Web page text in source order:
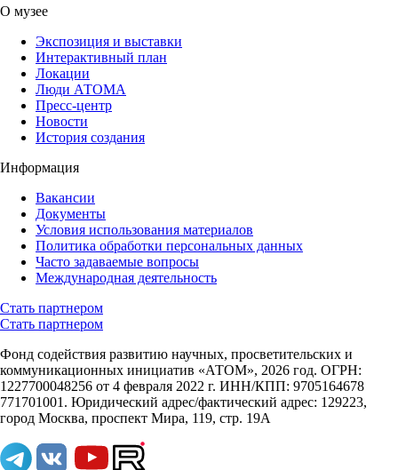
О музее
Экспозиция и выставки
Интерактивный план
Локации
Люди АТОМА
Пресс-центр
Новости
История создания
Информация
Вакансии
Документы
Условия использования материалов
Политика обработки персональных данных
Часто задаваемые вопросы
Международная деятельность
Стать партнером
Стать партнером
Фонд содействия развитию научных, просветительских и
коммуникационных инициатив «АТОМ», 2026 год. ОГРН:
1227700048256 от 4 февраля 2022 г. ИНН/КПП: 9705164678
771701001. Юридический адрес/фактический адрес: 129223,
город Москва, проспект Мира, 119, стр. 19А